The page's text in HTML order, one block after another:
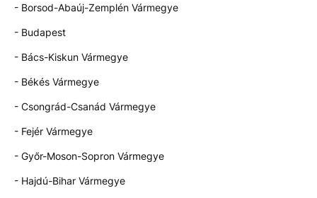
- Borsod-Abaúj-Zemplén Vármegye
- Budapest
- Bács-Kiskun Vármegye
- Békés Vármegye
- Csongrád-Csanád Vármegye
- Fejér Vármegye
- Győr-Moson-Sopron Vármegye
- Hajdú-Bihar Vármegye